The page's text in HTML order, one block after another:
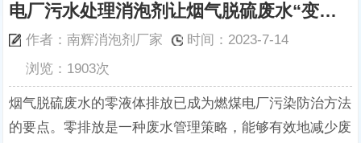
电厂污水处理消泡剂让烟气脱硫废水“变废为宝”不再害怕泡沫
作者：南辉消泡剂厂家
时间：2023-7-14
浏览：1903次
烟气脱硫废水的零液体排放已成为燃煤电厂污染防治方法
的要点。零排放是一种废水管理策略，能够有效地减少废